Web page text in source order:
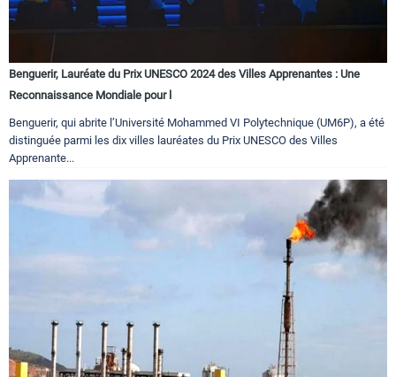
Benguerir, Lauréate du Prix UNESCO 2024 des Villes Apprenantes : Une
Reconnaissance Mondiale pour l
Benguerir, qui abrite l’Université Mohammed VI Polytechnique (UM6P), a été
distinguée parmi les dix villes lauréates du Prix UNESCO des Villes
Apprenante...